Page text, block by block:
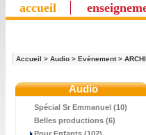
accueil
Accueil > Audio > Evénement>
Audio
Spécial Sr Emmanuel (10)
Belles productions (6)